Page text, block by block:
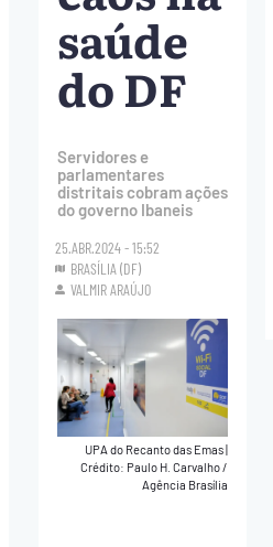
saúde
do DF
Servidores e
parlamentares
distritais cobram ações
do governo Ibaneis
25.ABR.2024 - 15:52
BRASÍLIA (DF)
VALMIR ARAÚJO
UPA do Recanto das Emas
Crédito: Paulo H. Carvalho /
Agência Brasília